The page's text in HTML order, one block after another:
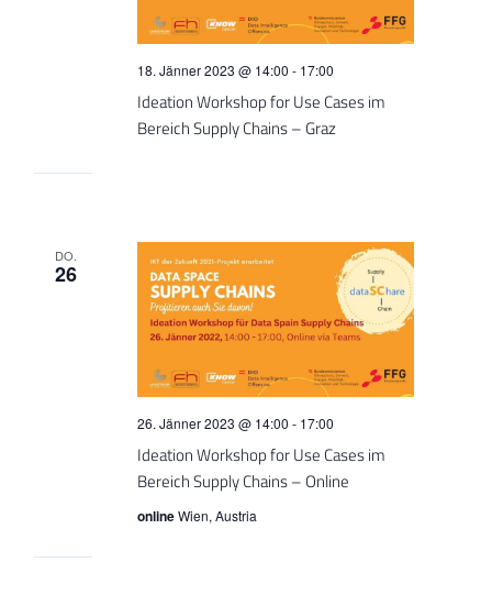
Ideation Workshop for Use Cases im
Bereich Supply Chains – Graz
18. Jänner 2023 @ 14:00 - 17:00
DO.
26
Ideation Workshop for Use Cases im
Bereich Supply Chains – Online
26. Jänner 2023 @ 14:00 - 17:00
onlineWien, Austria